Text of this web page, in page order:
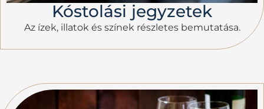
Kóstolási jegyzetek
Az ízek, illatok és színek részletes bemutatása.